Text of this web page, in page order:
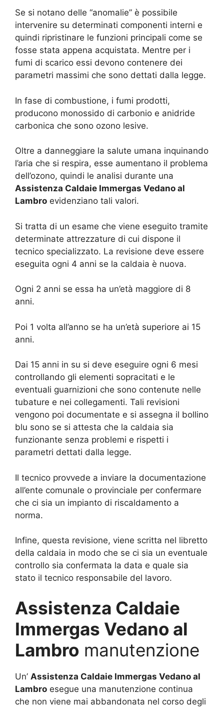
Se si notano delle “anomalie” è possibile
intervenire su determinati componenti interni e
quindi ripristinare le funzioni principali come se
fosse stata appena acquistata. Mentre per i
fumi di scarico essi devono contenere dei
parametri massimi che sono dettati dalla legge.
In fase di combustione, i fumi prodotti,
producono monossido di carbonio e anidride
carbonica che sono ozono lesive.
Oltre a danneggiare la salute umana inquinando
l’aria che si respira, esse aumentano il problema
dell’ozono, quindi le analisi durante una
Assistenza Caldaie Immergas Vedano al
Lambro evidenziano tali valori.
Si tratta di un esame che viene eseguito tramite
determinate attrezzature di cui dispone il
tecnico specializzato. La revisione deve essere
eseguita ogni 4 anni se la caldaia è nuova.
Ogni 2 anni se essa ha un’età maggiore di 8
anni.
Poi 1 volta all’anno se ha un’età superiore ai 15
anni.
Dai 15 anni in su si deve eseguire ogni 6 mesi
controllando gli elementi sopracitati e le
eventuali guarnizioni che sono contenute nelle
tubature e nei collegamenti. Tali revisioni
vengono poi documentate e si assegna il bollino
blu sono se si attesta che la caldaia sia
funzionante senza problemi e rispetti i
parametri dettati dalla legge.
Il tecnico provvede a inviare la documentazione
all’ente comunale o provinciale per confermare
che ci sia un impianto di riscaldamento a
norma.
Infine, questa revisione, viene scritta nel libretto
della caldaia in modo che se ci sia un eventuale
controllo sia confermata la data e quale sia
stato il tecnico responsabile del lavoro.
Assistenza Caldaie
Immergas Vedano al
Lambro manutenzione
Un’ Assistenza Caldaie Immergas Vedano al
Lambro esegue una manutenzione continua
che non viene mai abbandonata nel corso degli